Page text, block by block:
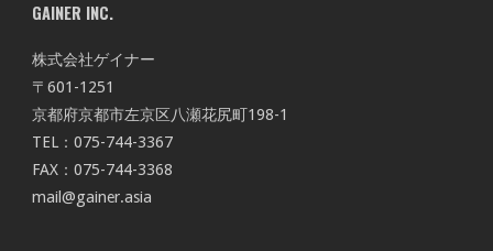
GAINER INC.
株式会社ゲイナー
〒601-1251
京都府京都市左京区八瀬花尻町198-1
TEL：075-744-3367
FAX：075-744-3368
mail@gainer.asia